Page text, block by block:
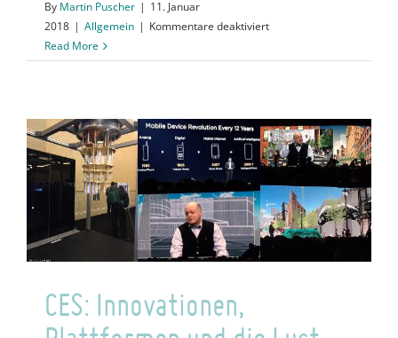
By Martin Puscher | 11. Januar
2018 | Allgemein | Kommentare deaktiviertfür
Fahrer,
Megatrend
Autonomes
Fahren
Read More
CES: Innovationen,